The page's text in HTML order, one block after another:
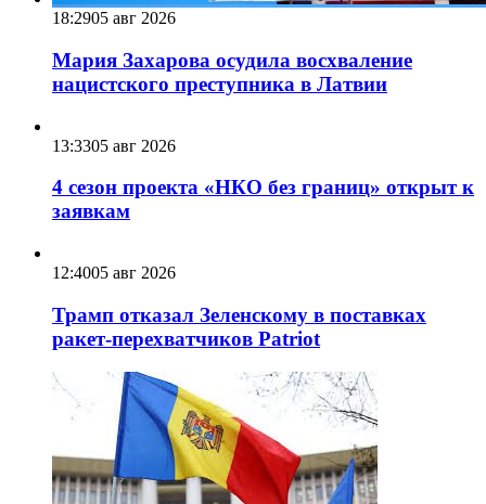
18:2905 авг 2026
Мария Захарова осудила восхваление
нацистского преступника в Латвии
13:3305 авг 2026
4 сезон проекта «НКО без границ» открыт к
заявкам
12:4005 авг 2026
Трамп отказал Зеленскому в поставках
ракет-перехватчиков Patriot